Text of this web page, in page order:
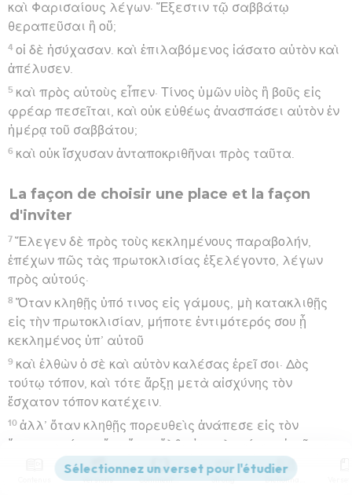
καὶ Φαρισαίους λέγων· Ἔξεστιν τῷ σαββάτῳ
θεραπεῦσαι ἢ οὔ;
4 οἱ δὲ ἡσύχασαν. καὶ ἐπιλαβόμενος ἰάσατο αὐτὸν καὶ
ἀπέλυσεν.
5 καὶ πρὸς αὐτοὺς εἶπεν· Τίνος ὑμῶν υἱὸς ἢ βοῦς εἰς
φρέαρ πεσεῖται, καὶ οὐκ εὐθέως ἀνασπάσει αὐτὸν ἐν
ἡμέρᾳ τοῦ σαββάτου;
6 καὶ οὐκ ἴσχυσαν ἀνταποκριθῆναι πρὸς ταῦτα.
La façon de choisir une place et la façon
d'inviter
7 Ἔλεγεν δὲ πρὸς τοὺς κεκλημένους παραβολήν,
ἐπέχων πῶς τὰς πρωτοκλισίας ἐξελέγοντο, λέγων
πρὸς αὐτούς·
8 Ὅταν κληθῇς ὑπό τινος εἰς γάμους, μὴ κατακλιθῇς
εἰς τὴν πρωτοκλισίαν, μήποτε ἐντιμότερός σου ᾖ
κεκλημένος ὑπ’ αὐτοῦ
9 καὶ ἐλθὼν ὁ σὲ καὶ αὐτὸν καλέσας ἐρεῖ σοι· Δὸς
τούτῳ τόπον, καὶ τότε ἄρξῃ μετὰ αἰσχύνης τὸν
ἔσχατον τόπον κατέχειν.
10 ἀλλ’ ὅταν κληθῇς πορευθεὶς ἀνάπεσε εἰς τὸν
ἔσχατον τόπον, ἵνα ὅταν ἔλθῃ ὁ κεκληκώς σε ἐρεῖ σοι·
Φίλε, προσανάβηθι ἀνώτερον· τότε ἔσται σοι δόξα
ἐνώπιον πάντων τῶν συνανακειμένων σοι.
Versions Commentaires Strong